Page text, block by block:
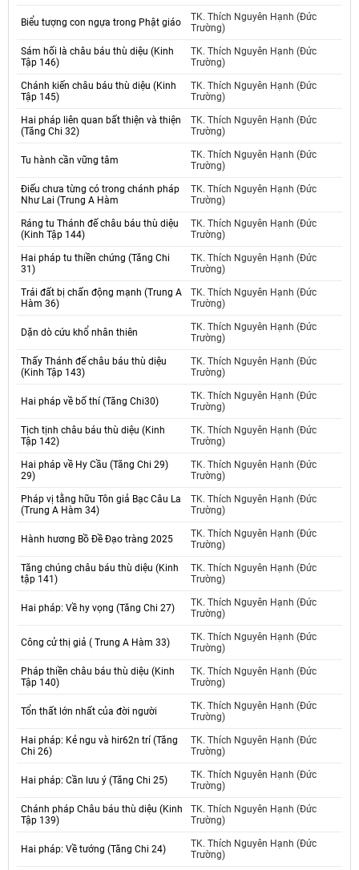
Biểu tượng con ngựa trong Phật giáo
TK. Thích Nguyên Hạnh (Đức
Trường)
Sám hối là châu báu thù diệu (Kinh
Tập 146)
TK. Thích Nguyên Hạnh (Đức
Trường)
Chánh kiến châu báu thù diệu (Kinh
Tập 145)
TK. Thích Nguyên Hạnh (Đức
Trường)
Hai pháp liên quan bất thiện và thiện
(Tăng Chi 32)
TK. Thích Nguyên Hạnh (Đức
Trường)
Tu hành cần vững tâm
TK. Thích Nguyên Hạnh (Đức
Trường)
Điếu chưa từng có trong chánh pháp
Như Lai (Trung A Hàm
TK. Thích Nguyên Hạnh (Đức
Trường)
Ráng tu Thánh đế châu báu thù diệu
(Kinh Tập 144)
TK. Thích Nguyên Hạnh (Đức
Trường)
Hai pháp tu thiền chứng (Tăng Chi
31)
TK. Thích Nguyên Hạnh (Đức
Trường)
Trái đất bị chấn động mạnh (Trung A
Hàm 36)
TK. Thích Nguyên Hạnh (Đức
Trường)
Dặn dò cứu khổ nhân thiên
TK. Thích Nguyên Hạnh (Đức
Trường)
Thấy Thánh đế châu báu thù diệu
(Kinh Tập 143)
TK. Thích Nguyên Hạnh (Đức
Trường)
Hai pháp về bố thí (Tăng Chi30)
TK. Thích Nguyên Hạnh (Đức
Trường)
Tịch tịnh châu báu thù diệu (Kinh
Tập 142)
TK. Thích Nguyên Hạnh (Đức
Trường)
Hai pháp về Hy Cầu (Tăng Chi 29)
29)
TK. Thích Nguyên Hạnh (Đức
Trường)
Pháp vị tằng hữu Tôn giả Bạc Câu La
(Trung A Hàm 34)
TK. Thích Nguyên Hạnh (Đức
Trường)
Hành hương Bồ Đề Đạo tràng 2025
TK. Thích Nguyên Hạnh (Đức
Trường)
Tăng chúng châu báu thù diệu (Kinh
tập 141)
TK. Thích Nguyên Hạnh (Đức
Trường)
Hai pháp: Về hy vọng (Tăng Chi 27)
TK. Thích Nguyên Hạnh (Đức
Trường)
Công cử thị giả ( Trung A Hàm 33)
TK. Thích Nguyên Hạnh (Đức
Trường)
Pháp thiền châu báu thù diệu (Kinh
Tập 140)
TK. Thích Nguyên Hạnh (Đức
Trường)
Tổn thất lớn nhất của đời người
TK. Thích Nguyên Hạnh (Đức
Trường)
Hai pháp: Kẻ ngu và hir62n trí (Tăng
Chi 26)
TK. Thích Nguyên Hạnh (Đức
Trường)
Hai pháp: Cần lưu ý (Tăng Chi 25)
TK. Thích Nguyên Hạnh (Đức
Trường)
Chánh pháp Châu báu thù diệu (Kinh
Tập 139)
TK. Thích Nguyên Hạnh (Đức
Trường)
Hai pháp: Về tướng (Tăng Chi 24)
TK. Thích Nguyên Hạnh (Đức
Trường)